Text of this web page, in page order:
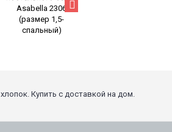
Купить с доставкой на дом.